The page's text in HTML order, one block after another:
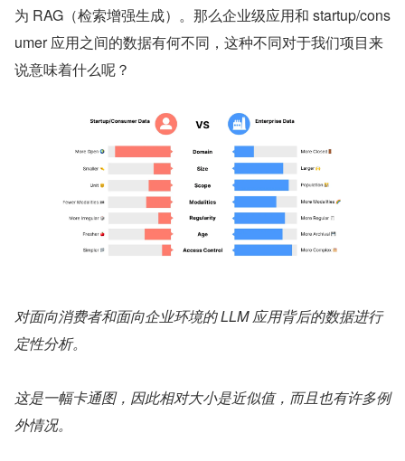
为 RAG（检索增强生成）。那么企业级应用和 startup/cons
umer 应用之间的数据有何不同，这种不同对于我们项目来
说意味着什么呢？
对面向消费者和面向企业环境的 LLM 应用背后的数据进行
定性分析。
这是一幅卡通图，因此相对大小是近似值，而且也有许多例
外情况。